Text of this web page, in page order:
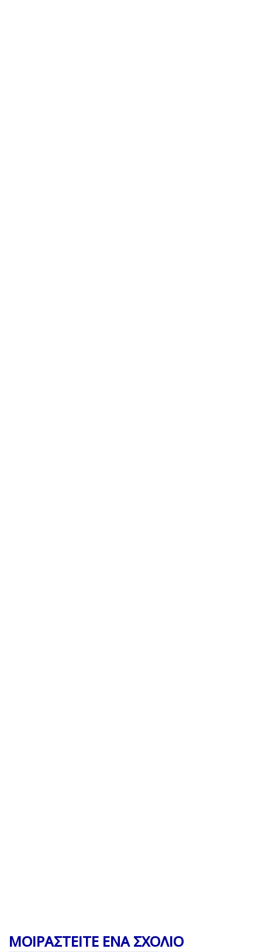
ΜΟΙΡΑΣΤΕΙΤΕ ΕΝΑ ΣΧΟΛΙΟ